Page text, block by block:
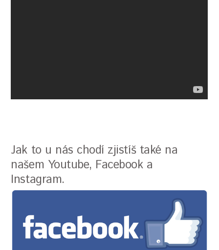
Jak to u nás chodí zjistíš také na
našem Youtube, Facebook a
Instagram.